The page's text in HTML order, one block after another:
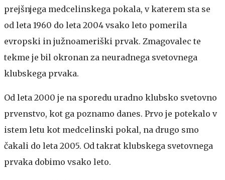
prejšnjega medcelinskega pokala, v katerem sta se
od leta 1960 do leta 2004 vsako leto pomerila
evropski in južnoameriški prvak. Zmagovalec te
tekme je bil okronan za neuradnega svetovnega
klubskega prvaka.
Od leta 2000 je na sporedu uradno klubsko svetovno
prvenstvo, kot ga poznamo danes. Prvo je potekalo v
istem letu kot medcelinski pokal, na drugo smo
čakali do leta 2005. Od takrat klubskega svetovnega
prvaka dobimo vsako leto.